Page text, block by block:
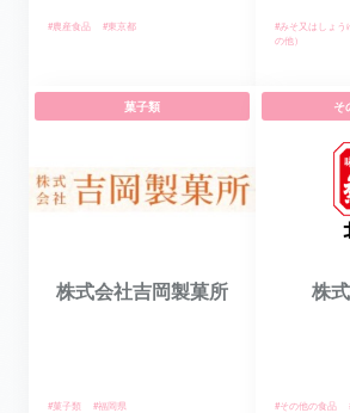
#農産食品 #東京都 #みそ又はしょう
の他）
菓子類
株式会社吉岡製菓所
#菓子類 #福岡県
そ
株
#その他の食品